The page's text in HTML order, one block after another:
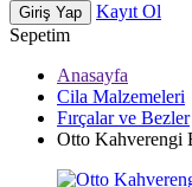
Giriş Yap
Kayıt Ol
Sepetim
Anasayfa
Cila Malzemeleri
Fırçalar ve Bezler
Otto Kahverengi